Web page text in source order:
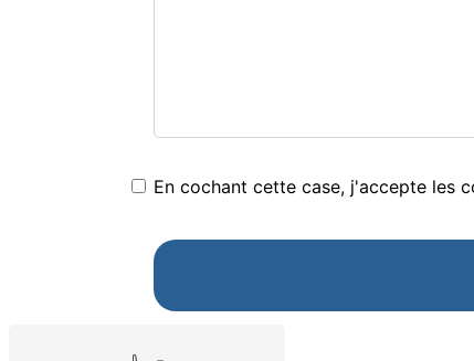
En cochant cette case, j'accepte les